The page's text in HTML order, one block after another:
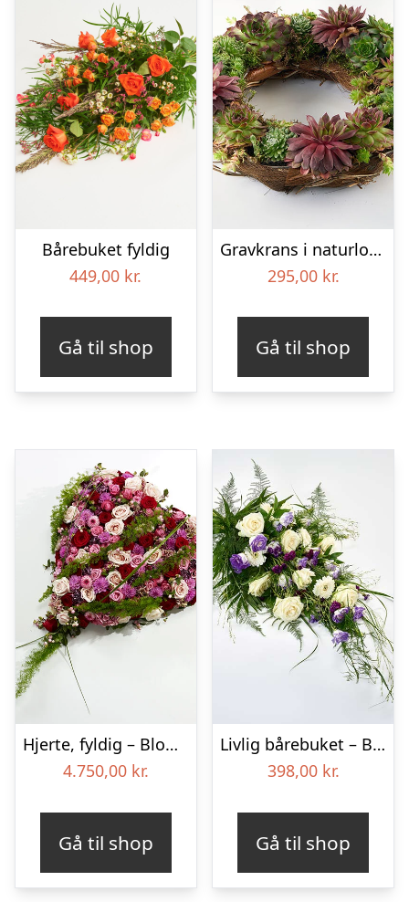
Bårebuket fyldig
449,00 kr.
Gå til shop
Gravkrans i naturlook – Blomster til begravelse
295,00 kr.
Gå til shop
Hjerte, fyldig – Blomster til begravelse
4.750,00 kr.
Gå til shop
Livlig bårebuket – Blomster til begravelse
398,00 kr.
Gå til shop